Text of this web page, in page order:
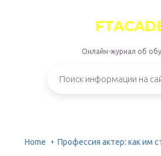
Онлайн-журнал об
Home Профессия актер: как им